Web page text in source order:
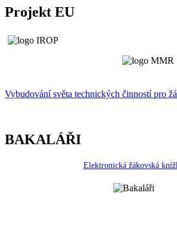
Projekt EU
Vybudování světa technických činností pro
BAKALÁŘI
Elektronická žákovská